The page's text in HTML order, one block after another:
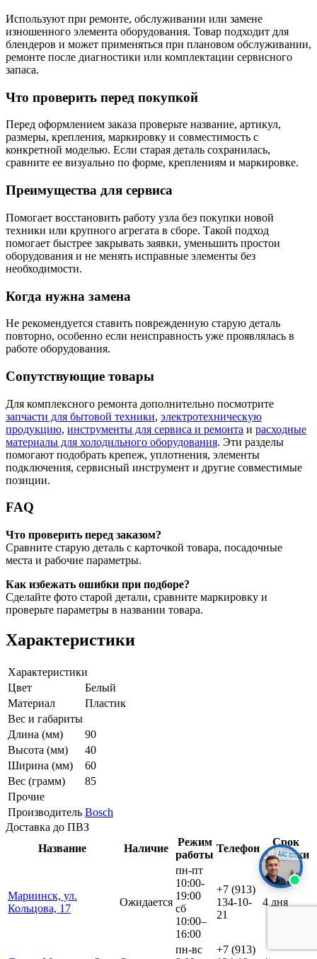
Используют при ремонте, обслуживании или замене
изношенного элемента оборудования. Товар подходит для
блендеров и может применяться при плановом обслуживании,
ремонте после диагностики или комплектации сервисного
запаса.
Что проверить перед покупкой
Перед оформлением заказа проверьте название, артикул,
размеры, крепления, маркировку и совместимость с
конкретной моделью. Если старая деталь сохранилась,
сравните ее визуально по форме, креплениям и маркировке.
Преимущества для сервиса
Помогает восстановить работу узла без покупки новой
техники или крупного агрегата в сборе. Такой подход
помогает быстрее закрывать заявки, уменьшить простои
оборудования и не менять исправные элементы без
необходимости.
Когда нужна замена
Не рекомендуется ставить поврежденную старую деталь
повторно, особенно если неисправность уже проявлялась в
работе оборудования.
Сопутствующие товары
Для комплексного ремонта дополнительно посмотрите
запчасти для бытовой техники, электротехническую
продукцию, инструменты для сервиса и ремонта и расходные
материалы для холодильного оборудования. Эти разделы
помогают подобрать крепеж, уплотнения, элементы
подключения, сервисный инструмент и другие совместимые
позиции.
FAQ
Что проверить перед заказом?
Сравните старую деталь с карточкой товара, посадочные
места и рабочие параметры.
Как избежать ошибки при подборе?
Сделайте фото старой детали, сравните маркировку и
проверьте параметры в названии товара.
Характеристики
Характеристики
Цвет
Белый
Материал
Пластик
Вес и габариты
Длина (мм)
90
Высота (мм)
40
Ширина (мм)
60
Вес (грамм)
85
Прочие
Производитель Bosch
Доставка до ПВЗ
Название
Наличие
Режим
работы
Телефон
Срок
доставки
Мариинск, ул.
Кольцова, 17
Ожидается
пн-пт
10:00-
19:00
сб
10:00–
16:00
+7 (913)
134-10-
21
4 дня
пн-вс
+7 (913)